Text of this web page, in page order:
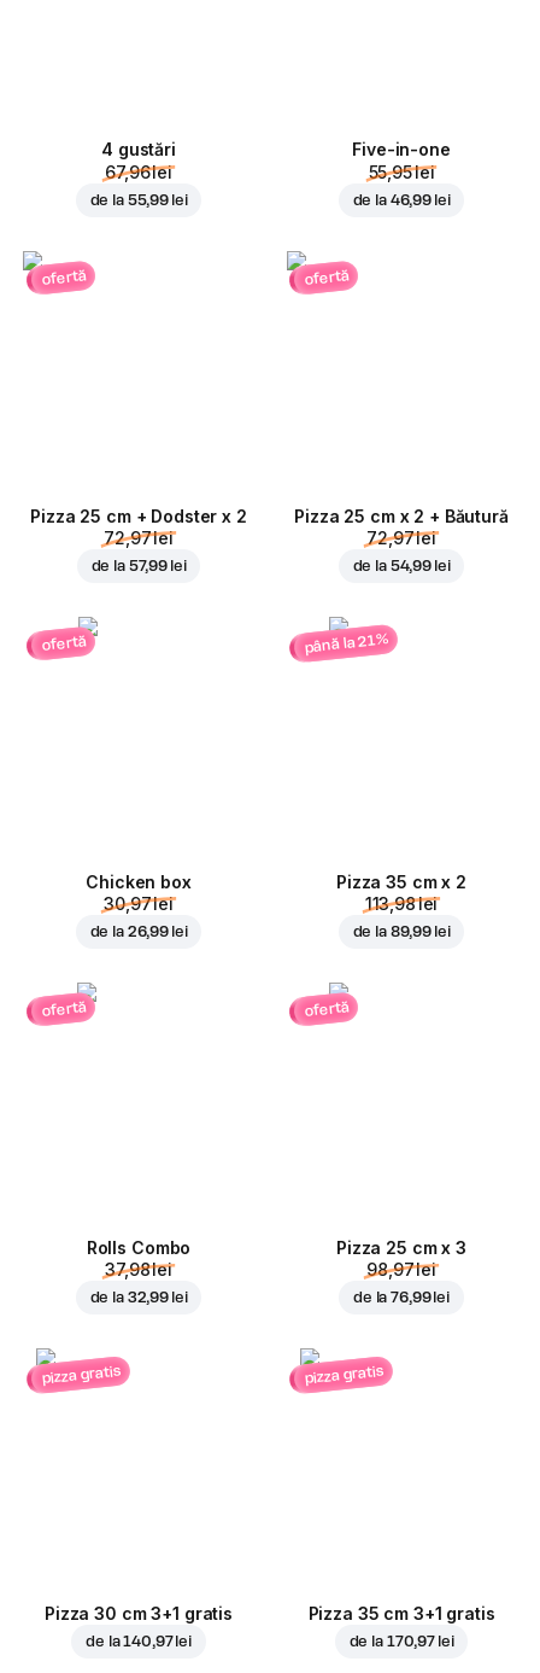
4 gustări
67,96 lei
de la 55,99 lei
Five-in-one
55,95 lei
de la 46,99 lei
ofertă
Pizza 25 cm + Dodster x 2
72,97 lei
de la 57,99 lei
ofertă
Pizza 25 cm x 2 + Băutură
72,97 lei
de la 54,99 lei
ofertă
Chicken box
30,97 lei
de la 26,99 lei
până la 21%
Pizza 35 cm x 2
113,98 lei
de la 89,99 lei
ofertă
Rolls Combo
37,98 lei
de la 32,99 lei
ofertă
Pizza 25 cm x 3
98,97 lei
de la76,99 lei
pizza gratis
Pizza 30 cm 3+1 gratis
de la140,97 lei
pizza gratis
Pizza 35 cm 3+1 gratis
de la 170,97 lei